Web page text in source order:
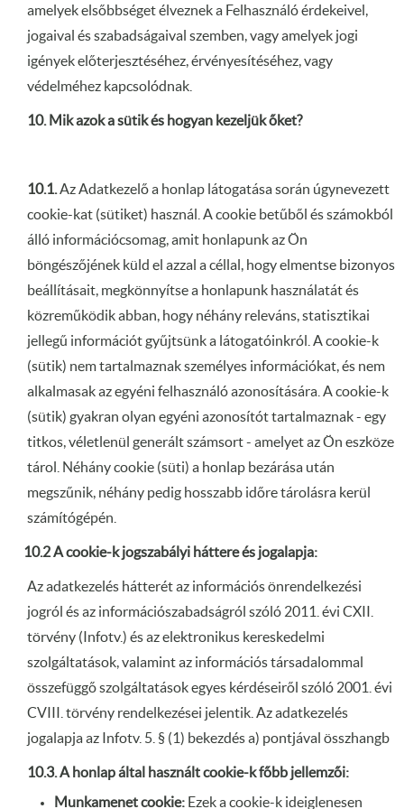
amelyek elsőbbséget élveznek a Felhasználó érdekeivel,
jogaival és szabadságaival szemben, vagy amelyek jogi
igények előterjesztéséhez, érvényesítéséhez, vagy
védelméhez kapcsolódnak.
10. Mik azok a sütik és hogyan kezeljük őket?
10.1.Az Adatkezelő a honlap látogatása során úgynevezett
cookie-kat (sütiket) használ. A cookie betűből és számokból
álló információcsomag, amit honlapunk az Ön
böngészőjének küld el azzal a céllal, hogy elmentse bizonyos
beállításait, megkönnyítse a honlapunk használatát és
közreműködik abban, hogy néhány releváns, statisztikai
jellegű információt gyűjtsünk a látogatóinkról. A cookie-k
(sütik) nem tartalmaznak személyes információkat, és nem
alkalmasak az egyéni felhasználó azonosítására. A cookie-k
(sütik) gyakran olyan egyéni azonosítót tartalmaznak - egy
titkos, véletlenül generált számsort - amelyet az Ön eszköze
tárol. Néhány cookie (süti) a honlap bezárása után
megszűnik, néhány pedig hosszabb időre tárolásra kerül
számítógépén.
10.2 A cookie-k jogszabályi háttere és jogalapja:
Az adatkezelés hátterét az információs önrendelkezési
jogról és az információszabadságról szóló 2011. évi CXII.
törvény (Infotv.) és az elektronikus kereskedelmi
szolgáltatások, valamint az információs társadalommal
összefüggő szolgáltatások egyes kérdéseiről szóló 2001. évi
CVIII. törvény rendelkezései jelentik. Az adatkezelés
jogalapja az Infotv. 5. § (1) bekezdés a) pontjával összhangb
10.3. A honlap által használt cookie-k főbb jellemzői:
Munkamenet cookie: Ezek a cookie-k ideiglenesen